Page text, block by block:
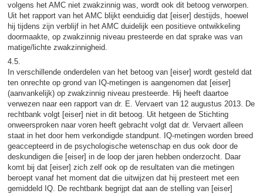
volgens het AMC niet zwakzinnig was, wordt ook dit betoog verworpen.
Uit het rapport van het AMC blijkt eenduidig dat [eiser] destijds, hoewel
hij tijdens zijn verblijf in het AMC duidelijk een positieve ontwikkeling
doormaakte, op zwakzinnig niveau presteerde en dat sprake was van
matige/lichte zwakzinnigheid.
4.5.
In verschillende onderdelen van het betoog van [eiser] wordt gesteld dat
ten onrechte op grond van IQ-metingen is aangenomen dat [eiser]
(aanvankelijk) op zwakzinnig niveau presteerde. Hij heeft daartoe
verwezen naar een rapport van dr. E. Vervaert van 12 augustus 2013. De
rechtbank volgt [eiser] niet in dit betoog. Uit hetgeen de Stichting
onweersproken naar voren heeft gebracht volgt dat dr. Vervaert alleen
staat in het door hem verkondigde standpunt. IQ-metingen worden breed
geaccepteerd in de psychologische wetenschap en dus ook door de
deskundigen die [eiser] in de loop der jaren hebben onderzocht. Daar
komt bij dat [eiser] zich zelf ook op de resultaten van die metingen
beroept vanaf het moment dat die uitwijzen dat hij presteert met een
gemiddeld IQ. De rechtbank begrijpt dat aan de stelling van [eiser]